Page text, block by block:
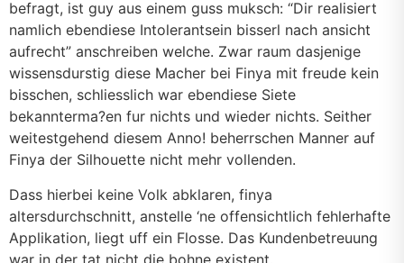
befragt, ist guy aus einem guss muksch: “Dir realisiert
namlich ebendiese Intolerantsein bisserl nach ansicht
aufrecht” anschreiben welche. Zwar raum dasjenige
wissensdurstig diese Macher bei Finya mit freude kein
bisschen, schliesslich war ebendiese Siete
bekannterma?en fur nichts und wieder nichts. Seither
weitestgehend diesem Anno! beherrschen Manner auf
Finya der Silhouette nicht mehr vollenden.
Dass hierbei keine Volk abklaren, finya
altersdurchschnitt, anstelle ‘ne offensichtlich fehlerhafte
Applikation, liegt uff ein Flosse. Das Kundenbetreuung
war in der tat nicht die bohne existent.